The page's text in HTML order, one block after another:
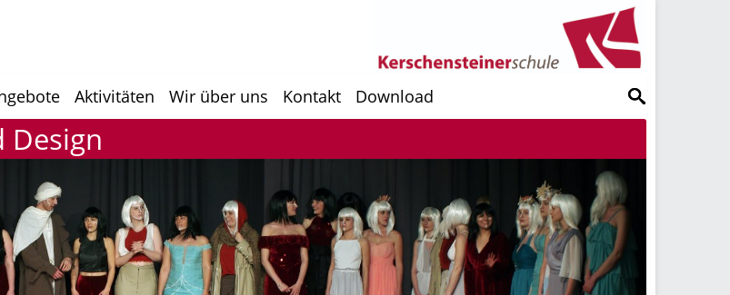
Aktivitäten Wir über uns Kontakt Download
Design